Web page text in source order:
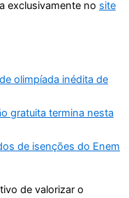
exclusivamente no site
olimpíada inédita de
gratuita termina nesta
de isenções do Enem
de valorizar o